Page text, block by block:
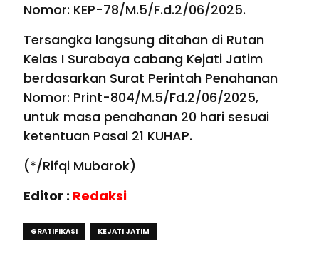
Nomor: KEP-78/M.5/F.d.2/06/2025.
Tersangka langsung ditahan di Rutan
Kelas I Surabaya cabang Kejati Jatim
berdasarkan Surat Perintah Penahanan
Nomor: Print-804/M.5/Fd.2/06/2025,
untuk masa penahanan 20 hari sesuai
ketentuan Pasal 21 KUHAP.
(*/Rifqi Mubarok)
Editor : Redaksi
GRATIFIKASI KEJATI JATIM